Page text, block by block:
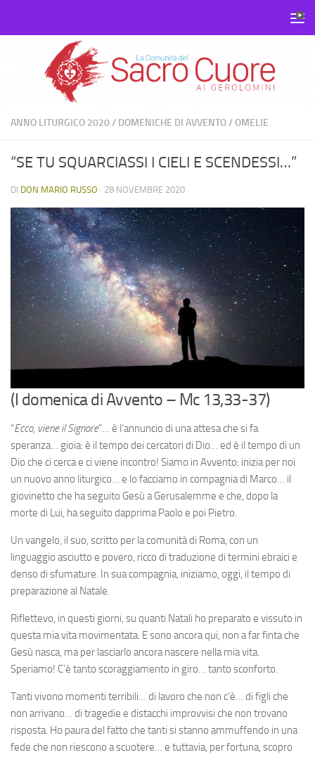
ANNO LITURGICO 2020/ DOMENICHE DI AVVENTO/OMELIE
“SE TU SQUARCIASSI I CIELI E SCENDESSI…”
DI DON MARIO RUSSO · 28 NOVEMBRE 2020
(I domenica di Avvento – Mc 13,33-37)
“Ecco, viene il Signore”… è l’annuncio di una attesa che si fa
speranza… gioia: è il tempo dei cercatori di Dio… ed è il tempo di un
Dio che ci cerca e ci viene incontro! Siamo in Avvento: inizia per noi
un nuovo anno liturgico… e lo facciamo in compagnia di Marco… il
giovinetto che ha seguito Gesù a Gerusalemme e che, dopo la
morte di Lui, ha seguito dapprima Paolo e poi Pietro.
Un vangelo, il suo, scritto per la comunità di Roma, con un
linguaggio asciutto e povero, ricco di traduzione di termini ebraici e
denso di sfumature. In sua compagnia, iniziamo, oggi, il tempo di
preparazione al Natale.
Riflettevo, in questi giorni, su quanti Natali ho preparato e vissuto in
questa mia vita movimentata. E sono ancora qui, non a far finta che
Gesù nasca, ma per lasciarlo ancora nascere nella mia vita.
Speriamo! C’è tanto scoraggiamento in giro… tanto sconforto.
Tanti vivono momenti terribili… di lavoro che non c’è… di figli che
non arrivano… di tragedie e distacchi improvvisi che non trovano
risposta. Ho paura del fatto che tanti si stanno ammuffendo in una
fede che non riescono a scuotere… e tuttavia, per fortuna, scopro